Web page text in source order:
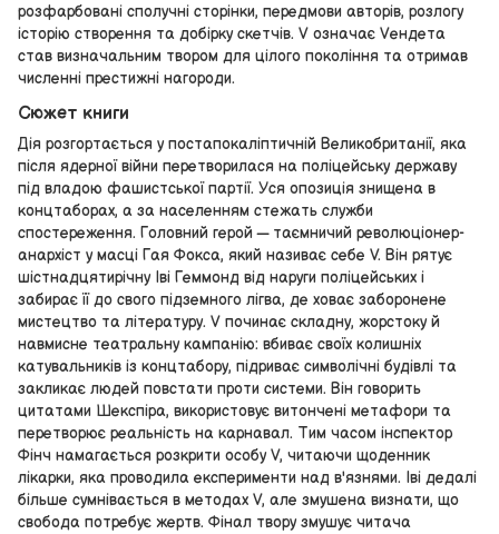
розфарбовані сполучні сторінки, передмови авторів, розлогу
історію створення та добірку скетчів. V означає Vендета
став визначальним твором для цілого покоління та отримав
численні престижні нагороди.
Сюжет книги
Дія розгортається у постапокаліптичній Великобританії, яка
після ядерної війни перетворилася на поліцейську державу
під владою фашистської партії. Уся опозиція знищена в
концтаборах, а за населенням стежать служби
спостереження. Головний герой — таємничий революціонер-
анархіст у масці Гая Фокса, який називає себе V. Він рятує
шістнадцятирічну Іві Геммонд від наруги поліцейських і
забирає її до свого підземного лігва, де ховає заборонене
мистецтво та літературу. V починає складну, жорстоку й
навмисне театральну кампанію: вбиває своїх колишніх
катувальників із концтабору, підриває символічні будівлі та
закликає людей повстати проти системи. Він говорить
цитатами Шекспіра, використовує витончені метафори та
перетворює реальність на карнавал. Тим часом інспектор
Фінч намагається розкрити особу V, читаючи щоденник
лікарки, яка проводила експерименти над в'язнями. Іві дедалі
більше сумнівається в методах V, але змушена визнати, що
свобода потребує жертв. Фінал твору змушує читача